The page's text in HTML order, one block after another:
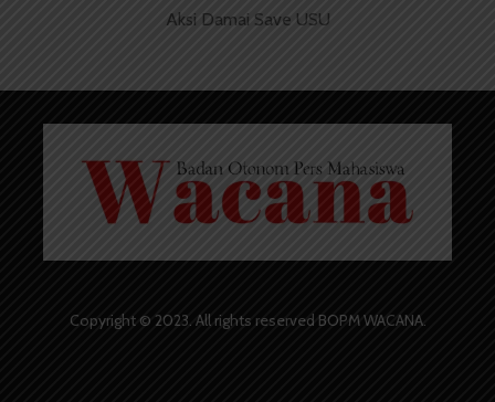
Aksi Damai Save USU
Copyright © 2023. All rights reserved BOPM WACANA.